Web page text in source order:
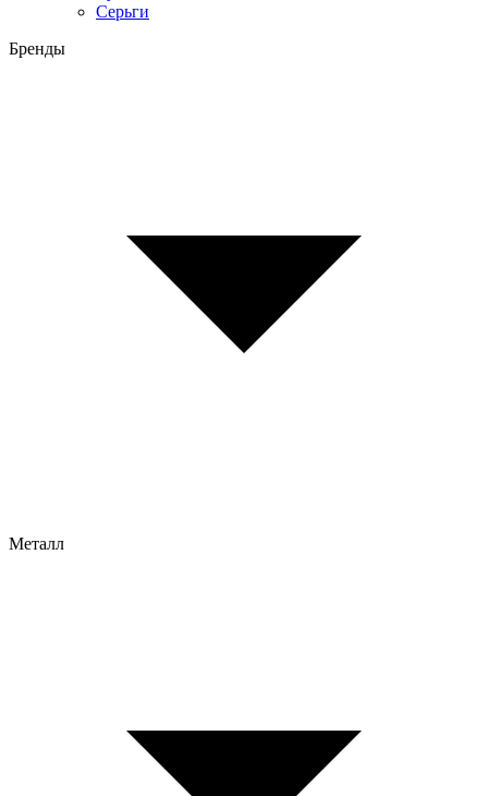
Серьги
Бренды
Металл